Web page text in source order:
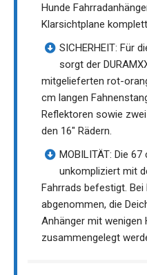
Hunde
Klarsichtplane
SICHERHEIT: Für
sorgt der
mitgelieferten rot-
cm langen
Reflektoren sowie
den 16" Rädern.
MOBILITÄT: Die
unkompliziert mit
Fahrrads befestigt.
abgenommen, die
Anhänger mit wenigen
zusammengelegt